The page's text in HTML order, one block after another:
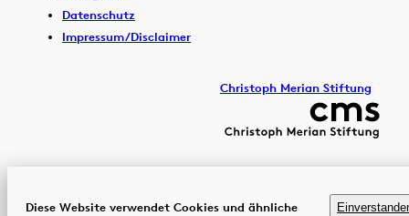
Datenschutz
Impressum/Disclaimer
Christoph Merian Stiftung
Diese Website verwendet Cookies und ähnliche